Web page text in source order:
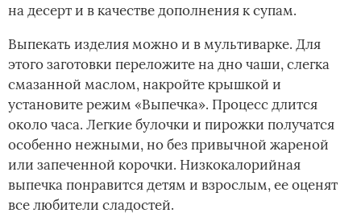
на десерт и в качестве дополнения к супам.
Выпекать изделия можно и в мультиварке. Для
этого заготовки переложите на дно чаши, слегка
смазанной маслом, накройте крышкой и
установите режим «Выпечка». Процесс длится
около часа. Легкие булочки и пирожки получатся
особенно нежными, но без привычной жареной
или запеченной корочки. Низкокалорийная
выпечка понравится детям и взрослым, ее оценят
все любители сладостей.